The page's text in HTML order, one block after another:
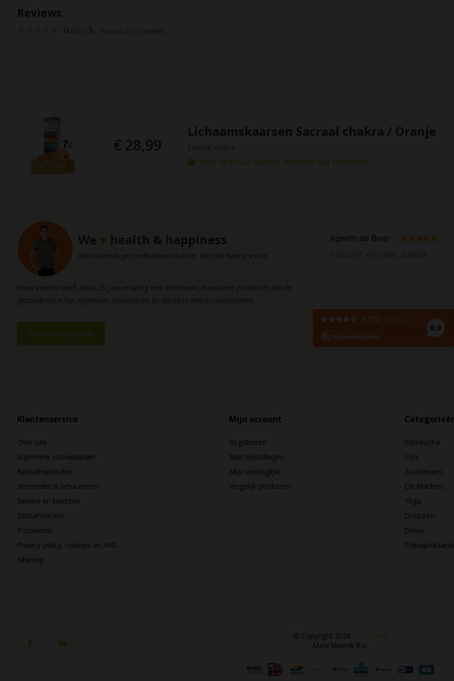
Reviews
€ 28,99
Lichaamskaarsen Sacraal chakra / Oranje
Voor 16:00 uur besteld, dezelfde dag verzonden
We ♥ health & happiness
Mani Vivendi gezondheidsproducten: Net dat beetje extra!
Mani Vivendi heeft bijna 25 jaar ervaring met effectieve, duurzame producten die de
gezondheid in het algemeen bevorderen en klachten helpen voorkomen.
Contact opnemen
Klantenservice
Over ons
Algemene voorwaarden
Betaalmethoden
Verzenden & retourneren
Service en klachten
Documentatie
Proclaimer
Privacy policy, cookies en AVG
Sitemap
Mijn account
Registreren
Mijn bestellingen
Mijn verlanglijst
Vergelijk producten
Kombucha
Kefir
Zuurdesem
Chi Machine
Yoga
Ontzuren
Detox
© Copyright 2026 - RSS-feed
Mani Vivendi B.V.